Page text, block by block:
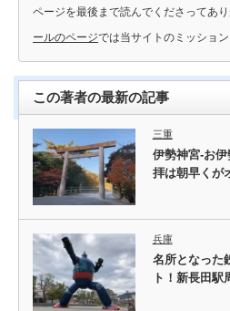
ページを最後まで読んでくださってあり
ールのページでは当サイトのミッショ
この著者の最新の記事
三重
伊勢神宮-お
拝は朝早くが
兵庫
名所となった
ト！新長田